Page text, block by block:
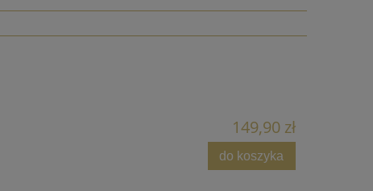
149,90 zł
do koszyka